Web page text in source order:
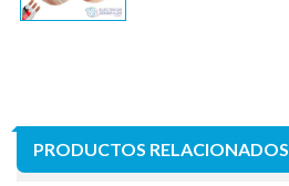
PRODUCTOS RELACIONADOS